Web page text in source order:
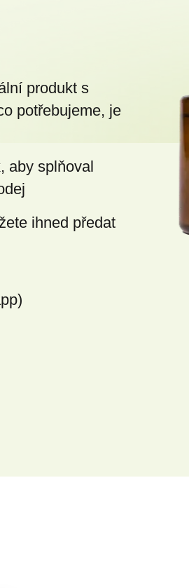
produkt s
potřebujeme, je
aby splňoval
ihned předat